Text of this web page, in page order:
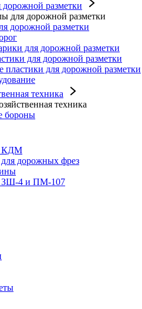
разметки
для дорожной разметки
дорожной разметки
для дорожной разметки
для дорожной разметки
пластики для дорожной разметки
техника
техника
бороны
КДМ
для дорожных фрез
ЗШ-4 и ПМ-107